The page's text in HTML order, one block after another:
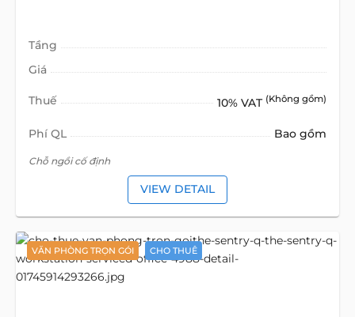
Tầng
Giá
Thuế 10% VAT (Không gồm)
Phí QL Bao gồm
Chỗ ngồi cố định
VIEW DETAIL
VĂN PHÒNG TRỌN GÓI CHO THUÊ